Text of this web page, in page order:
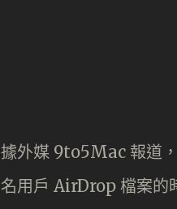
據外媒 9to5Mac 報道
名用戶 AirDrop 檔案的